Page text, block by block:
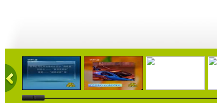
01:24 01:26 01:21